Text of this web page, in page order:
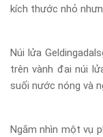
kích thước nhỏ
Núi lửa
trên vành đai núi
suối nước nóng và
Ngắm nhìn một vụ